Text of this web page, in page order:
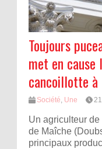
Toujours
met en cause
cancoillotte à
Société, Une
Un agriculteur
de Maîche
principaux